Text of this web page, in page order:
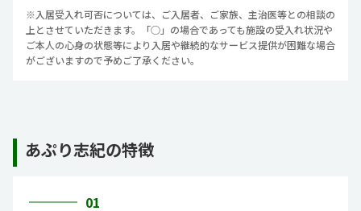
※入居受入れ可否については、ご入居者、ご家族、主治医等との相談の
上とさせていただきます。「○」の場合であっても施設の受入れ状況や
ご本人の心身の状態等により入居や継続的なサービス提供が困難な場合
がございますので予めご了承ください。
あぷり志紀の特徴
01